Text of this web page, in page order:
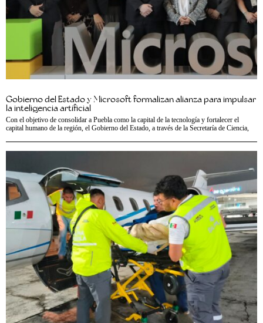
Gobierno del Estado y Microsoft formalizan alianza para impulsar
la inteligencia artificial
Con el objetivo de consolidar a Puebla como la capital de la tecnología y fortalecer el
capital humano de la región, el Gobierno del Estado, a través de la Secretaría de Ciencia,